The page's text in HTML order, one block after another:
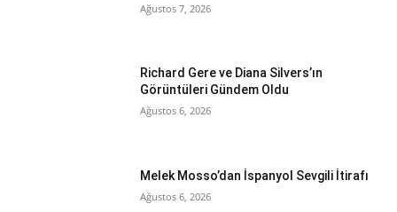
Ağustos 7, 2026
Richard Gere ve Diana Silvers’ın
Görüntüleri Gündem Oldu
Ağustos 6, 2026
Melek Mosso’dan İspanyol Sevgili İtirafı
Ağustos 6, 2026